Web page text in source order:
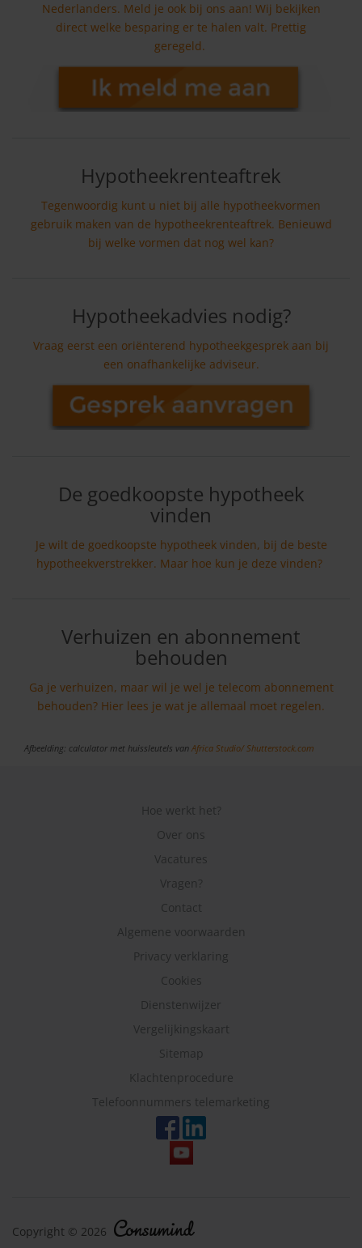
Nederlanders. Meld je ook bij ons aan! Wij bekijken
direct welke besparing er te halen valt. Prettig
geregeld.
Hypotheekrenteaftrek
Tegenwoordig kunt u niet bij alle hypotheekvormen
gebruik maken van de hypotheekrenteaftrek. Benieuwd
bij welke vormen dat nog wel kan?
Hypotheekadvies nodig?
Vraag eerst een oriënterend hypotheekgesprek aan bij
een onafhankelijke adviseur.
De goedkoopste hypotheek
vinden
Je wilt de goedkoopste hypotheek vinden, bij de beste
hypotheekverstrekker. Maar hoe kun je deze vinden?
Verhuizen en abonnement
behouden
Ga je verhuizen, maar wil je wel je telecom abonnement
behouden? Hier lees je wat je allemaal moet regelen.
Afbeelding: calculator met huissleutels van Africa Studio/Shutterstock.com
Hoe werkt het?
Over ons
Vacatures
Vragen?
Contact
Algemene voorwaarden
Privacy verklaring
Cookies
Dienstenwijzer
Vergelijkingskaart
Sitemap
Klachtenprocedure
Telefoonnummers telemarketing
Copyright © 2026